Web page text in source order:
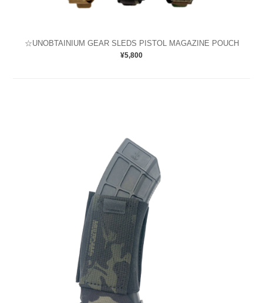
☆UNOBTAINIUM GEAR SLEDS PISTOL MAGAZINE POUCH
¥5,800